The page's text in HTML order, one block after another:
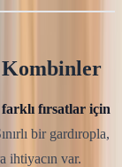
fırsatlar için
bir gardıropla,
ihtiyacın var.